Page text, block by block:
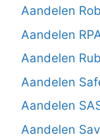
Aandelen
Aandelen
Aandelen
Aandelen
Aandelen
Aandelen